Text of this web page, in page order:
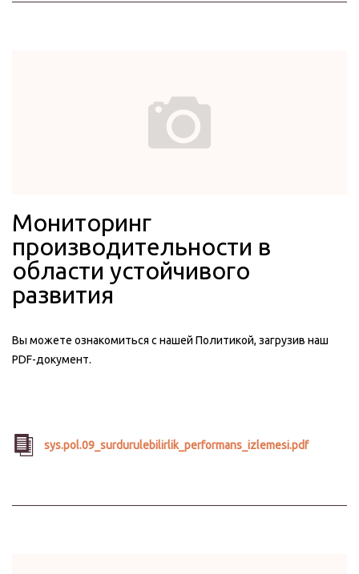
Мониторинг
производительности в
области устойчивого
развития
Вы можете ознакомиться с нашей Политикой, загрузив наш
PDF-документ.
sys.pol.09_surdurulebilirlik_performans_izlemesi.pdf